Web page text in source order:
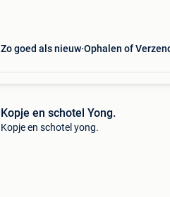
Zo goed als nieuw Ophalen of
Kopje en schotel Yong.
Kopje en schotel yong.